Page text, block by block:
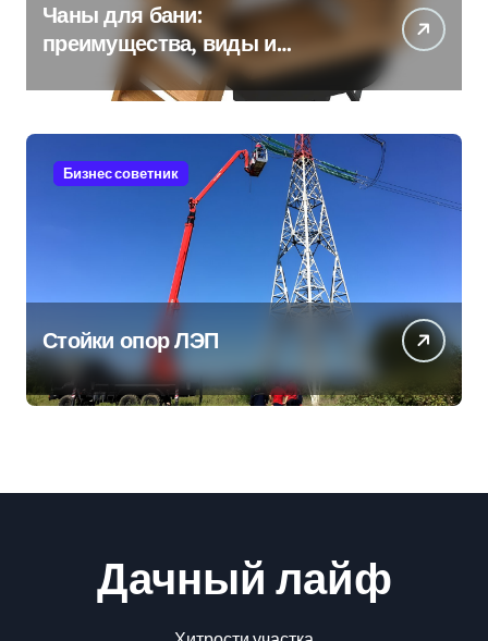
Чаны для бани:
преимущества, виды и
особенности использования
Бизнес советник
Стойки опор ЛЭП
Дачный лайф